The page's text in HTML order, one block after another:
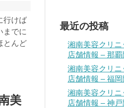
行けば
までに
とんど
美
最近の投稿
湘南美容クリ
店舗情報 – 那覇
湘南美容クリ
店舗情報 – 福岡
湘南美容クリ
店舗情報 – 神戸